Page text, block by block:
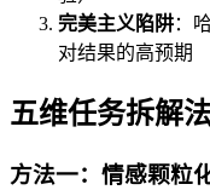
完美主义陷阱：
对结果的高预期
五维任务拆解
方法一：情感颗粒